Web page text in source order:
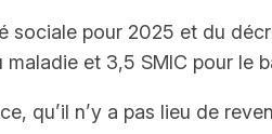
sociale pour 2025 et du
et 3,5 SMIC pour le
qu’il n’y a pas lieu de